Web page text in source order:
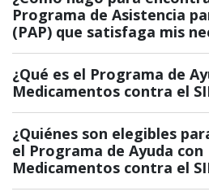
Programa de Asistencia
(PAP) que satisfaga mis
¿Qué es el Programa de
Medicamentos contra el
¿Quiénes son elegibles
el Programa de Ayuda con
Medicamentos contra el